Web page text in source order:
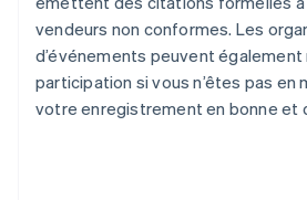
vendeurs non conformes. Les
d’événements peuvent
participation si vous n’êtes pas en
votre enregistrement en bonne et